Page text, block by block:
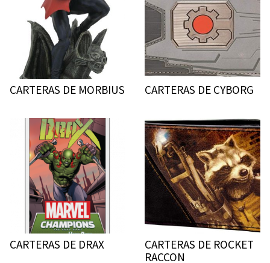
CARTERAS DE MORBIUS CARTERAS DE CYBORG
CARTERAS DE DRAX
CARTERAS DE ROCKET
RACCON